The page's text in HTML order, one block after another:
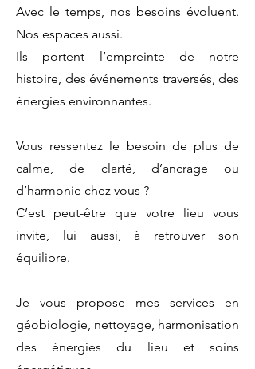
Avec le temps, nos besoins évoluent.
Nos espaces aussi.
Ils portent l’empreinte de notre
histoire, des événements traversés, des
énergies environnantes.
Vous ressentez le besoin de plus de
calme, de clarté, d’ancrage ou
d’harmonie chez vous ?
C’est peut-être que votre lieu vous
invite, lui aussi, à retrouver son
équilibre.
Je vous propose mes services en
géobiologie, nettoyage, harmonisation
des énergies du lieu et soins